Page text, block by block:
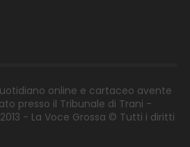
online e cartaceo avente
presso il Tribunale di Trani -
- La Voce Grossa © Tutti i diritti